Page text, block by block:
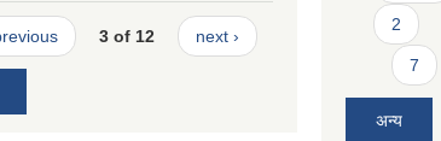
3 of 12 next ›
2
7
अन्य